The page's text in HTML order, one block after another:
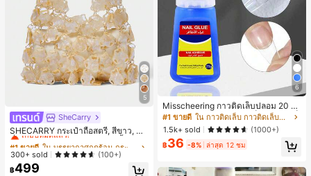
5
SheCarry
SHECARRY กระเป๋าถือสตรี, สีขาว, แฟ
ชั่น, สง่างาม, วันหยุด, งานปาร์ตี้
#1 ขายดี
เกือบหมดแล้ว!
#1 ขายดี
เกือบหมดแล้ว!
#1 ขายดี
เกือบหมดแล้ว!
#1 ขายดี
ใน บรรยากาศฤดูร้อน กระเป๋าหูหิ้วด้านบนผู้หญิง
300+ sold (100+)
฿499
6
Misscheering กาวติดเล็บปลอม 20 กรั
ม แรงยึดสูง เจลสติกเกอร์เล็บนุ่ม แห้งเร็
ว เหมาะสำหรับผู้เริ่มต้นทำเล็บ ติดทนน
าน
#1 ขายดี
ใน กาวติดเล็บ กาวติดเล็บและสารยึดติด
1.5k+ sold
(1000+)
฿36 -8% ล่าสุด 12 ชม